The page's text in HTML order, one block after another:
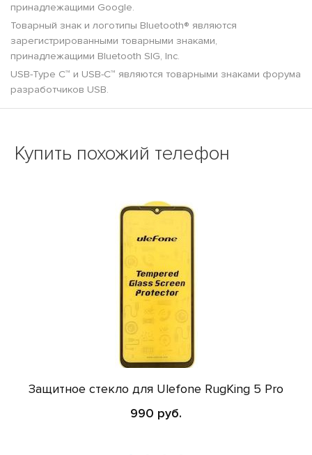
принадлежащими Google.
Товарный знак и логотипы Bluetooth® являются
зарегистрированными товарными знаками,
принадлежащими Bluetooth SIG, Inc.
USB-Type C™ и USB-C™ являются товарными знаками форума
разработчиков USB.
Купить похожий телефон
Защитное стекло для Ulefone RugKing 5 Pro
990 руб.